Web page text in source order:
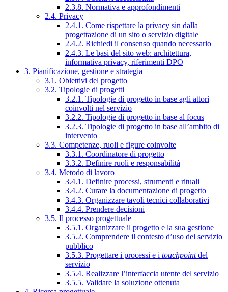
2.3.8. Normativa e approfondimenti
2.4. Privacy
2.4.1. Come rispettare la privacy sin dalla
progettazione di un sito o servizio digitale
2.4.2. Richiedi il consenso quando necessario
2.4.3. Le basi del sito web: architettura,
informativa privacy, riferimenti DPO
3. Pianificazione, gestione e strategia
3.1. Obiettivi del progetto
3.2. Tipologie di progetti
3.2.1. Tipologie di progetto in base agli attori
coinvolti nel servizio
3.2.2. Tipologie di progetto in base al focus
3.2.3. Tipologie di progetto in base all’ambito di
intervento
3.3. Competenze, ruoli e figure coinvolte
3.3.1. Coordinatore di progetto
3.3.2. Definire ruoli e responsabilità
3.4. Metodo di lavoro
3.4.1. Definire processi, strumenti e rituali
3.4.2. Curare la documentazione di progetto
3.4.3. Organizzare tavoli tecnici collaborativi
3.4.4. Prendere decisioni
3.5. Il processo progettuale
3.5.1. Organizzare il progetto e la sua gestione
3.5.2. Comprendere il contesto d’uso del servizio
pubblico
3.5.3. Progettare i processi e i touchpointdel
servizio
3.5.4. Realizzare l’interfaccia utente del servizio
3.5.5. Validare la soluzione ottenuta